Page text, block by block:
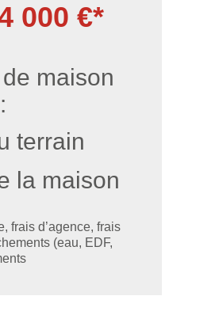
000 €*
maison
terrain
la maison
frais d’agence, frais
(eau, EDF,